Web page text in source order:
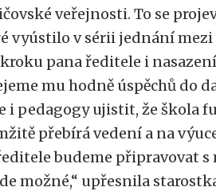
veřejnosti. To se
vyústilo v sérii jednání mezi
pana ředitele i
mu hodně úspěchů do
i pedagogy ujistit, že škola
přebírá vedení a na
budeme připravovat
možné,“ upřesnila